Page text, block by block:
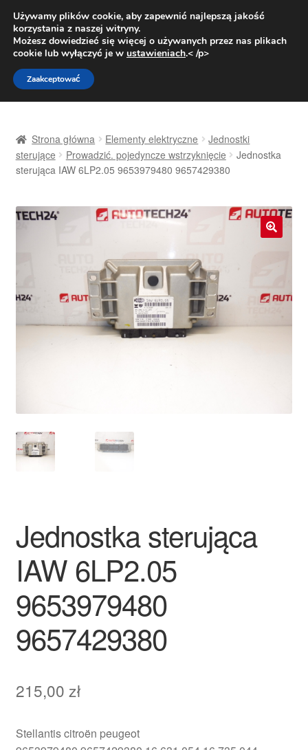
DOSTAWA od 31 zł
Pn.-pt. 9:00-16:00800 003 167
Przejdź
do
nawigacji
Przejdź
do
treści
Dostawa
Kontakt
O nas
Płatności
Skarga
Zasady i warunki
Strona główna Elementy elektryczne
Jednostki
sterujące
Prowadzić. pojedyncze wstrzyknięcie
Jednostka
sterująca IAW 6LP2.05 9653979480 9657429380
Jednostka sterująca
IAW 6LP2.05
9653979480
9657429380
215,00 zł
Stellantis citroën peugeot
Używamy plików cookie, aby zapewnić najlepszą jakość
korzystania z naszej witryny.
Możesz dowiedzieć się więcej o używanych przez nas plikach
cookie lub wyłączyć je w ustawieniach.< /p>
Zaakceptować